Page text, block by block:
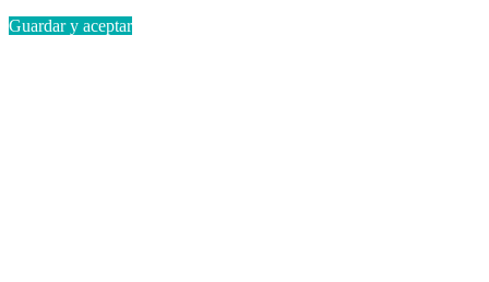
Guardar y aceptar